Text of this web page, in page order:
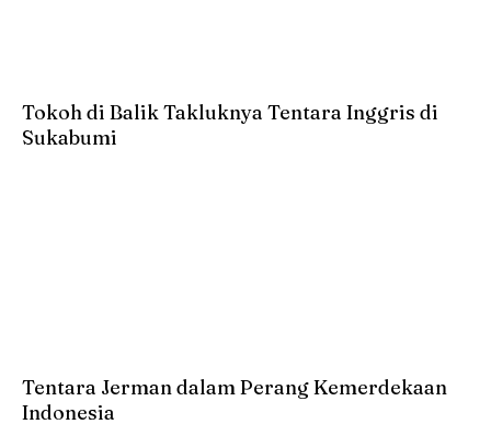
Tokoh di Balik Takluknya Tentara Inggris di
Sukabumi
Tentara Jerman dalam Perang Kemerdekaan
Indonesia